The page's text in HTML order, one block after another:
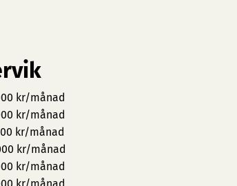
kr/månad
kr/månad
kr/månad
kr/månad
kr/månad